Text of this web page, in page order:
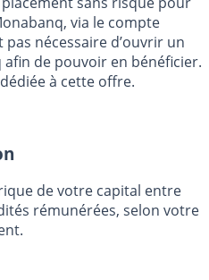
sans risque pour
via le compte
nécessaire d’ouvrir un
de pouvoir en bénéficier.
à cette offre.
de votre capital entre
rémunérées, selon votre